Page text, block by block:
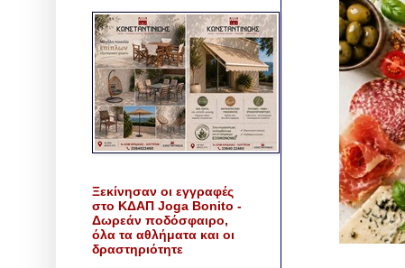
Ξεκίνησαν οι εγγραφές
στο ΚΔΑΠ Joga Bonito -
Δωρεάν ποδόσφαιρο,
όλα τα αθλήματα και οι
δραστηριότητε